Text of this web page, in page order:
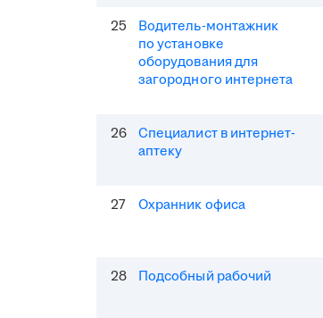
25
Водитель-монтажник
по установке
оборудования для
загородного интернета
26
Специалист в интернет-
аптеку
27 Охранник офиса
28 Подсобный рабочий